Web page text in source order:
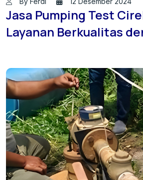
Jasa Pumping Test
Layanan Berkualitas